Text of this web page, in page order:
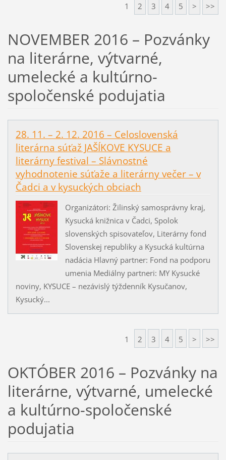
1 2 3 4 5 > >>
NOVEMBER 2016 – Pozvánky
na literárne, výtvarné,
umelecké a kultúrno-
spoločenské podujatia
28. 11. – 2. 12. 2016 – Celoslovenská
literárna súťaž JAŠÍKOVE KYSUCE a
literárny festival – Slávnostné
vyhodnotenie súťaže a literárny večer – v
Čadci a v kysuckých obciach
Organizátori: Žilinský samosprávny kraj,
Kysucká knižnica v Čadci, Spolok
slovenských spisovateľov, Literárny fond
Slovenskej republiky a Kysucká kultúrna
nadácia Hlavný partner: Fond na podporu
umenia Mediálny partneri: MY Kysucké
noviny, KYSUCE – nezávislý týždenník Kysučanov,
Kysucký...
1 2 3 4 5 > >>
OKTÓBER 2016 – Pozvánky na
literárne, výtvarné, umelecké
a kultúrno-spoločenské
podujatia